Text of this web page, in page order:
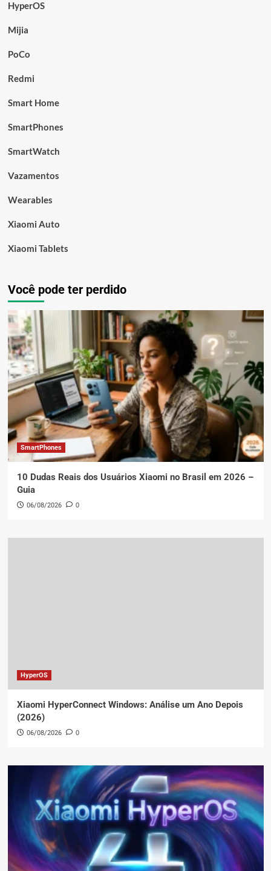
HyperOS
Mijia
PoCo
Redmi
Smart Home
SmartPhones
SmartWatch
Vazamentos
Wearables
Xiaomi Auto
Xiaomi Tablets
Você pode ter perdido
SmartPhones
10 Dudas Reais dos Usuários Xiaomi no Brasil em 2026 –
Guia
06/08/2026 0
HyperOS
Xiaomi HyperConnect Windows: Análise um Ano Depois
(2026)
06/08/2026 0